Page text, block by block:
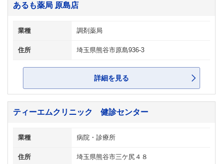
あるも薬局 原島店
業種 調剤薬局
住所 埼玉県熊谷市原島936-3
詳細を見る
ティーエムクリニック 健診センター
業種 病院・診療所
住所 埼玉県熊谷市三ケ尻４８